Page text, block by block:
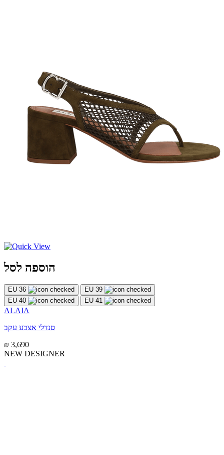
הוספה לסל
EU 36
EU 39
EU 40
EU 41
ALAIA
סנדלי אצבע עקב
₪ 3,690
NEW DESIGNER